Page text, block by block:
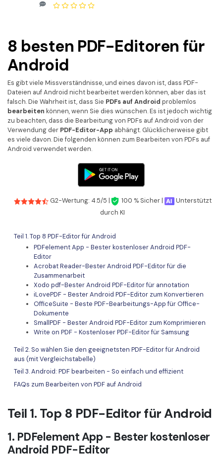
PDF OCR
PDF freigeben
eSign PDFs rechtmäßig
Branchen
Bildung
IT-Dienstleistung
Rechtliches
Regierung
Freiberufler
Alle PDF-Funktionen
Kontakt zum Support
Benutzerhandbuch
PDFelement für Windows
PDFelement für Mac
PDFelement für iOS
PDFelement für Android
Mehr erfahren
Sehen Sie, was unsere Nutzer sagen.
Kostenlose PDF-Vorlagen
Bearbeiten, Drucken und Anpassen von kostenlosen Vorlagen.
PDF-bezogene Informationen, die Sie benötigen.
Download-Zentrum
Laden Sie die leistungsstärksten und einfachsten PDF-Tools
8 besten PDF-Editoren für
Android
Es gibt viele Missverständnisse, und eines davon ist, dass PDF-
Dateien auf Android nicht bearbeitet werden können, aber das ist
falsch. Die Wahrheit ist, dass Sie PDFs auf Android problemlos
bearbeiten können, wenn Sie dies wünschen. Es ist jedoch wichtig
zu beachten, dass die Bearbeitung von PDFs auf Android von der
Verwendung der PDF-Editor-App abhängt. Glücklicherweise gibt
es viele davon. Die folgenden können zum Bearbeiten von PDFs auf
Android verwendet werden.
G2-Wertung: 4.5/5 | 100 % Sicher |
Unterstützt
durch KI
Teil 1. Top 8 PDF-Editor für Android
PDFelement App - Bester kostenloser Android PDF-
Editor
Acrobat Reader-Bester Android PDF-Editor für die
Zusammenarbeit
Xodo pdf-Bester Android PDF-Editor für annotation
iLovePDF - Bester Android PDF-Editor zum Konvertieren
OfficeSuite - Beste PDF-Bearbeitungs-App für Office-
Dokumente
SmallPDF - Bester Android PDF-Editor zum Komprimieren
Write on PDF - Kostenloser PDF-Editor für Samsung
Teil 2. So wählen Sie den geeignetsten PDF-Editor für Android
aus (mit Vergleichstabelle)
Teil 3. Android: PDF bearbeiten - So einfach und effizient
FAQs zum Bearbeiten von PDF auf Android
Teil 1. Top 8 PDF-Editor für Android
1. PDFelement App - Bester kostenloser
Android PDF-Editor